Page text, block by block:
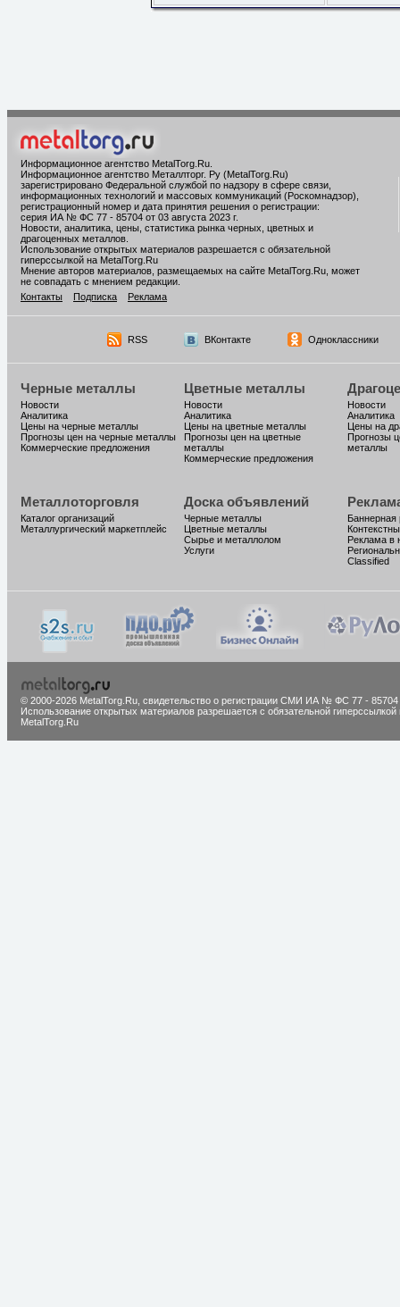
Информационное агентство MetalTorg.Ru
Информационное агентство Металлторг. Ру (MetalTorg.Ru)
зарегистрировано Федеральной службой по надзору в сфере связи,
информационных технологий и массовых коммуникаций (Роскомнадзор),
регистрационный номер и дата принятия решения о регистрации:
серия ИА № ФС 77 - 85704 от 03 августа 2023 г.
Новости, аналитика, цены, статистика рынка черных, цветных и
драгоценных металлов.
Использование открытых материалов разрешается с обязательной
гиперссылкой на MetalTorg.Ru
Мнение авторов материалов, размещаемых на сайте MetalTorg.Ru, может
не совпадать с мнением редакции.
Контакты
Подписка Реклама
RSS ВКонтакте Одноклассники
Черные металлы
Новости
Аналитика
Цены на черные металлы
Прогнозы цен на черные металлы
Коммерческие предложения
Цветные металлы
Новости
Аналитика
Цены на цветные металлы
Прогнозы цен на цветные
металлы
Коммерческие предложения
Новости
Аналитика
Цены на
Прогнозы
металлы
Металлоторговля
Каталог организаций
Металлургический маркетплейс
Доска объявлений
Черные металлы
Цветные металлы
Сырье и металлолом
Услуги
Баннерная
Реклама в
Classified
© 2000-2026 MetalTorg.Ru, cвидетельство о регистрации СМИ ИА № ФС 77 - 85704
Использование открытых материалов разрешается с обязательной гиперссылкой
MetalTorg.Ru